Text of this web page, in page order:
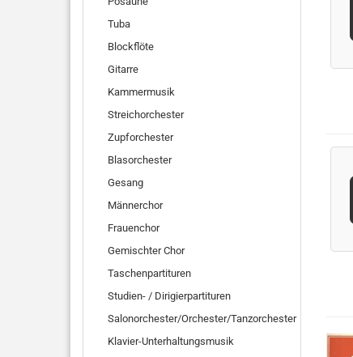
Tuba
Blockflöte
Gitarre
Kammermusik
Streichorchester
Zupforchester
Blasorchester
Gesang
Männerchor
Frauenchor
Gemischter Chor
Taschenpartituren
Studien- / Dirigierpartituren
Salonorchester/Orchester/Tanzorchester
Klavier-Unterhaltungsmusik